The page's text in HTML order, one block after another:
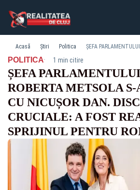
Acasă Știri Politica
POLITICA· 1 min citire
ȘEFA
ROBERTA METSOLA
CU NICUȘOR DAN.
CRUCIALE: A FOST
SPRIJINUL PENTRU